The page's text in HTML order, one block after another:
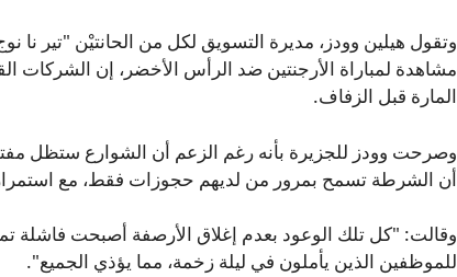
وتقول هيلين وودز، مديرة التسويق لكل من الحانتيْن "تير
مشاهدة لمباراة الأرجنتين ضد الرأس الأخضر، إن الشركات
المارة قبل الزفاف.
وصرحت وودز للجزيرة بأنه رغم الزعم أن الشوارع ستظل
أن الشرطة تسمح بمرور من لديهم حجوزات فقط، مع
وقالت: "كل تلك الوعود بعدم إغلاق الأرصفة أصبحت فاشلة
للموظفين الذين يأملون في ليلة زخمة، مما يؤذي الجميع".